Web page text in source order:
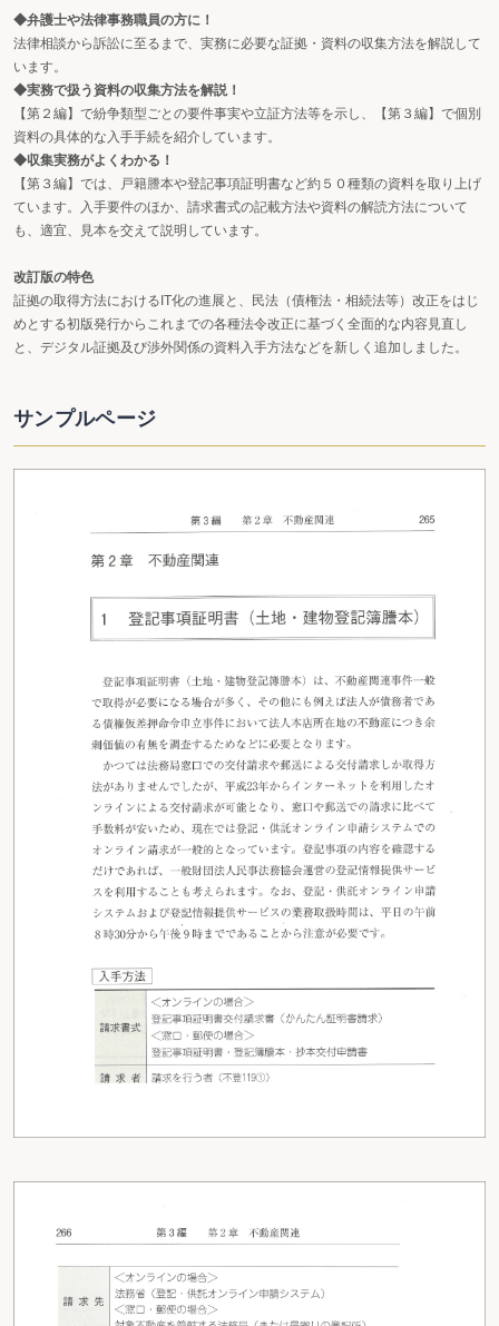
◆弁護士や法律事務職員の方に！
法律相談から訴訟に至るまで、実務に必要な証拠・資料の収集方法を解説して
います。
◆実務で扱う資料の収集方法を解説！
【第２編】で紛争類型ごとの要件事実や立証方法等を示し、【第３編】で個別
資料の具体的な入手手続を紹介しています。
◆収集実務がよくわかる！
【第３編】では、戸籍謄本や登記事項証明書など約５０種類の資料を取り上げ
ています。入手要件のほか、請求書式の記載方法や資料の解読方法について
も、適宜、見本を交えて説明しています。
改訂版の特色
証拠の取得方法におけるIT化の進展と、民法（債権法・相続法等）改正をはじ
めとする初版発行からこれまでの各種法令改正に基づく全面的な内容見直し
と、デジタル証拠及び渉外関係の資料入手方法などを新しく追加しました。
サンプルページ